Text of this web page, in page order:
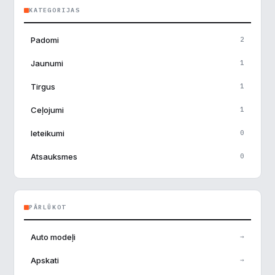
KATEGORIJAS
Padomi 2
Jaunumi 1
Tirgus 1
Ceļojumi 1
Ieteikumi 0
Atsauksmes 0
PĀRLŪKOT
Auto modeļi →
Apskati →
Reklāma